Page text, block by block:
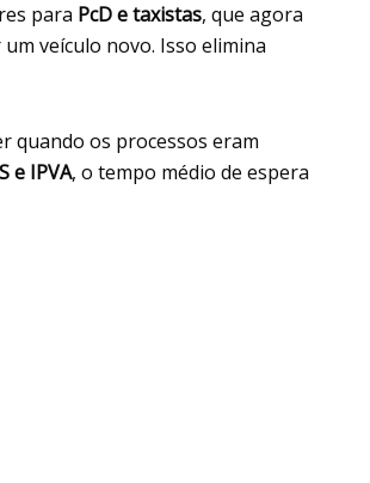
para PcD e taxistas, que agora
veículo novo. Isso elimina
quando os processos eram
e IPVA, o tempo médio de espera